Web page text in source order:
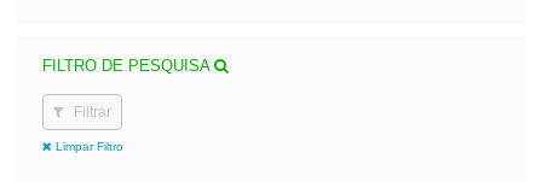
FILTRO DE PESQUISA
Filtrar
Limpar Filtro